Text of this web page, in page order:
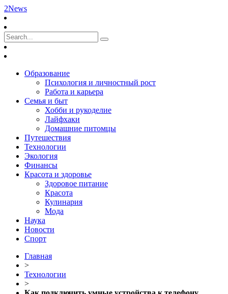
2News
Образование
Психология и личностный рост
Работа и карьера
Семья и быт
Хобби и рукоделие
Лайфхаки
Домашние питомцы
Путешествия
Технологии
Экология
Финансы
Красота и здоровье
Здоровое питание
Красота
Кулинария
Мода
Наука
Новости
Спорт
Главная
>
Технологии
>